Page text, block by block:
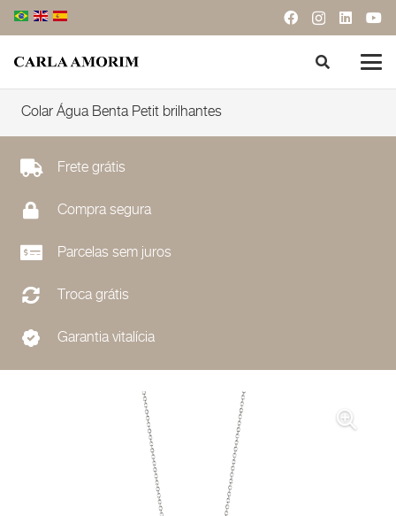
Colar Água Benta Petit brilhantes
Frete grátis
Compra segura
Parcelas sem juros
Troca grátis
Garantia vitalícia